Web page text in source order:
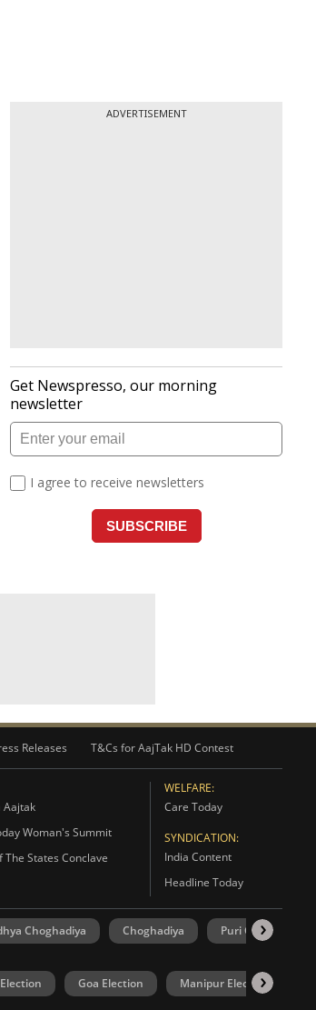
ADVERTISEMENT
Releases T&Cs for AajTak HD Contest
Aajtak
Woman's Summit
The States Conclave
WELFARE:
Care Today
SYNDICATION:
India Content
Headline Today
Choghadiya Choghadiya Puri Choghadiya
Goa Election Manipur Election